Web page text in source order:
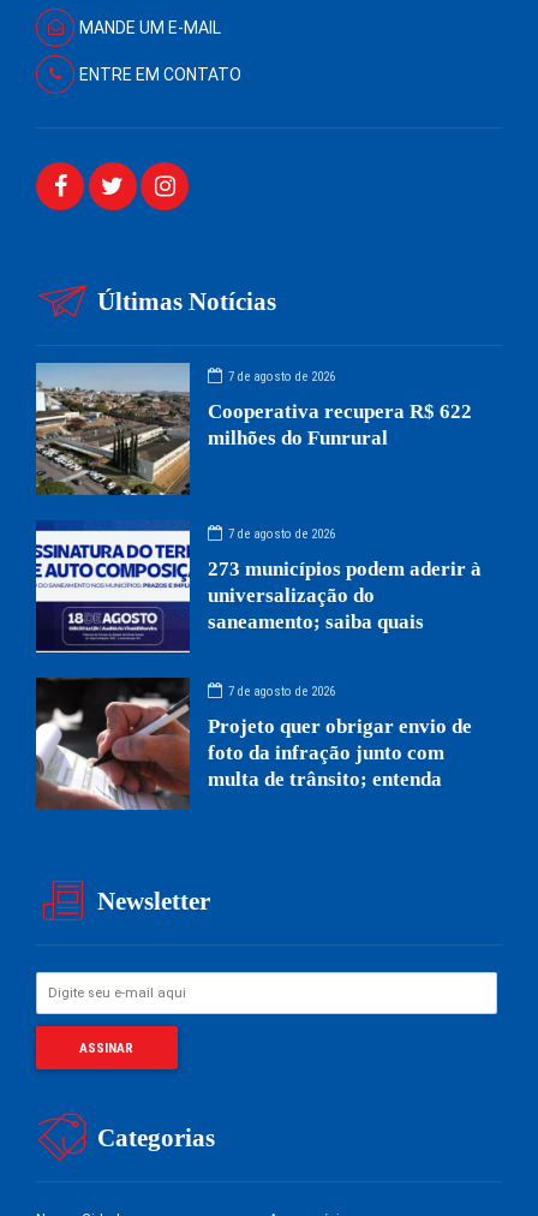
MANDE UM E-MAIL
ENTRE EM CONTATO
Últimas Notícias
7 de agosto de 2026
Cooperativa recupera R$ 622
milhões do Funrural
7 de agosto de 2026
273 municípios podem aderir à
universalização do
saneamento; saiba quais
7 de agosto de 2026
Projeto quer obrigar envio de
foto da infração junto com
multa de trânsito; entenda
Newsletter
Categorias